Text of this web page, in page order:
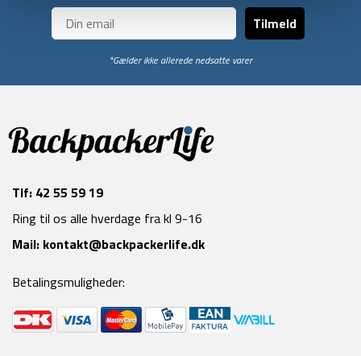
Tilmeld
*Gælder ikke allerede nedsatte varer
Tlf: 42 55 59 19
Ring til os alle hverdage fra kl 9-16
Mail: kontakt@backpackerlife.dk
Betalingsmuligheder: